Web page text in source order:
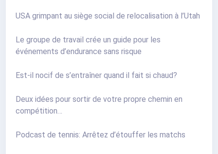
USA grimpant au siège social de relocalisation à l’Utah
Le groupe de travail crée un guide pour les
événements d’endurance sans risque
Est-il nocif de s’entraîner quand il fait si chaud?
Deux idées pour sortir de votre propre chemin en
compétition…
Podcast de tennis: Arrêtez d’étouffer les matchs